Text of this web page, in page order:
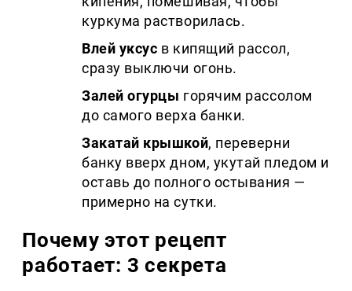
куркума растворилась.
Влей уксус в кипящий рассол,
сразу выключи огонь.
Залей огурцы горячим рассолом
до самого верха банки.
Закатай крышкой, переверни
банку вверх дном, укутай пледом и
оставь до полного остывания —
примерно на сутки.
Почему этот рецепт
работает: 3 секрета